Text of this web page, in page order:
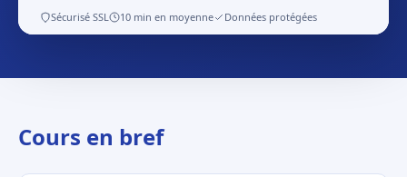
Sécurisé SSL 10 min en moyenne Données protégées
Cours en bref